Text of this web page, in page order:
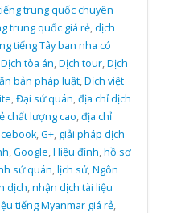
trung quốc chuyên
trung quốc giá rẻ,dịch
tiếng Tây ban nha có
Dịch tòa án,Dịch tour,Dịch
bản pháp luật,Dịch việt
,Đại sứ quán,địa chỉ dịch
chất lượng cao,địa chỉ
,G+, giải pháp dịch
,Google,Hiệu đính,hồ sơ
sứ quán,lịch sử,Ngôn
dịch,nhận dịch tài liệu
tiếng Myanmar giá rẻ,